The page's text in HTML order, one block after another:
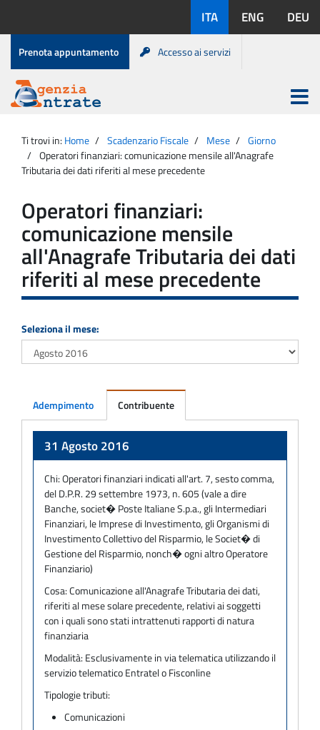
contenuto
disponibili:
ITA ENG DEU
Menu
di
servizio
Prenota appuntamento Accesso ai servizi
Agenzia
Entrate
Apri
menu
principale
Ti trovi in: Home Scadenzario Fiscale Mese
Giorno
Operatori finanziari: comunicazione mensile all'Anagrafe
Tributaria dei dati riferiti al mese precedente
Operatori finanziari:
comunicazione mensile
all'Anagrafe Tributaria dei dati
riferiti al mese precedente
Seleziona il mese:
Adempimento Contribuente
31 Agosto 2016
Chi:Operatori finanziari indicati all'art. 7, sesto comma,
del D.P.R. 29 settembre 1973, n. 605 (vale a dire
Banche, societ� Poste Italiane S.p.a., gli Intermediari
Finanziari, le Imprese di Investimento, gli Organismi di
Investimento Collettivo del Risparmio, le Societ� di
Gestione del Risparmio, nonch� ogni altro Operatore
Finanziario)
Cosa:Comunicazione all'Anagrafe Tributaria dei dati,
riferiti al mese solare precedente, relativi ai soggetti
con i quali sono stati intrattenuti rapporti di natura
finanziaria
Modalità: Esclusivamente in via telematica utilizzando il
servizio telematico Entratel o Fisconline
Tipologie tributi:
Comunicazioni